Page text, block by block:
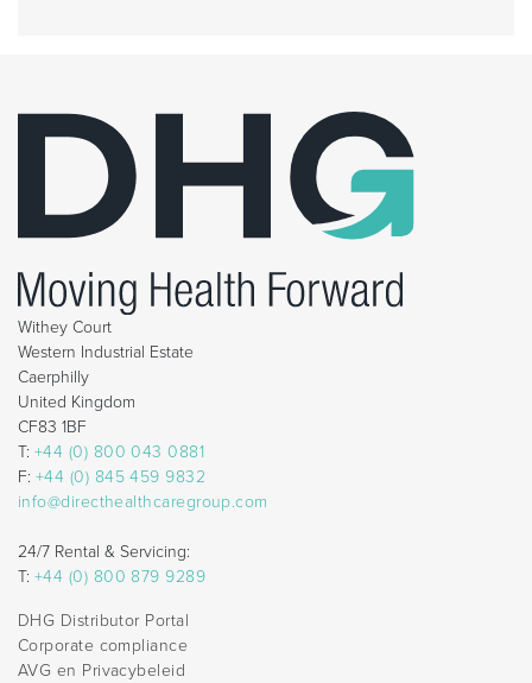
Withey Court
Western Industrial Estate
Caerphilly
United Kingdom
CF83 1BF
T: +44 (0) 800 043 0881
F: +44 (0) 845 459 9832
info@directhealthcaregroup.com
24/7 Rental & Servicing:
T: +44 (0) 800 879 9289
DHG Distributor Portal
Corporate compliance
AVG en Privacybeleid